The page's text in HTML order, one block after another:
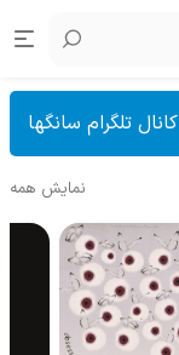
کانال تلگرام سانگها
نمایش همه